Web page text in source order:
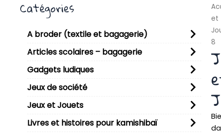
Catégories
A broder (textile et bagagerie)
Articles scolaires – bagagerie
Gadgets ludiques
Jeux de société
Jeux et Jouets
Livres et histoires pour kamishibaï
et
8